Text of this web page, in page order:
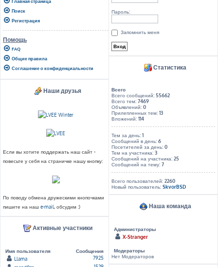
Главная страница
Поиск
Регистрация
Помощь
FAQ
Общие правила
Соглашение о конфиденциальности
Наши друзья
Если вы хотите поддержать наш сайт -
повесьте у себя на страничке нашу кнопку:
По поводу обмена дружескими кнопочками
пишите на наш e-mail, обсудим :)
Активные участники
Имя пользователя
Сообщения
Llama
7925
Пароль:
Запомнить меня
Статистика
Всего
Всего сообщений:55662
Всего тем:7469
Объявлений:0
Прилепленных тем:13
Вложений:114
Тем за день:1
Сообщений в день:6
Посетителей за день:0
Тем на участника:3
Сообщений на участника:25
Сообщений на тему:7
Всего пользователей:2260
Новый пользователь:SkvorBSD
Наша команда
Администраторы
X-Stranger
Модераторы
Нет Модераторов